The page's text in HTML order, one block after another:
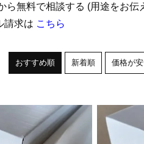
ら無料で相談する (用途をお伝
請求は こちら
おすすめ順 新着順 価格が